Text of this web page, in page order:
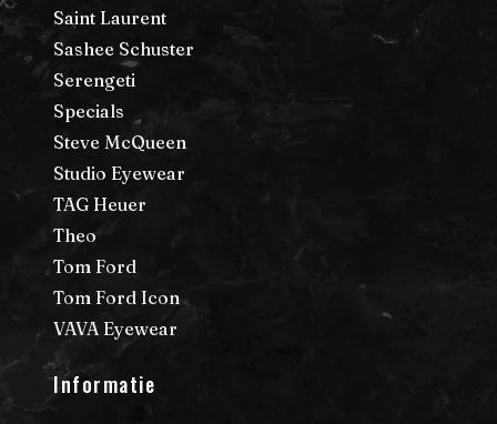
Saint Laurent
Sashee Schuster
Serengeti
Specials
Steve McQueen
Studio Eyewear
TAG Heuer
Theo
Tom Ford
Tom Ford Icon
VAVA Eyewear
Informatie